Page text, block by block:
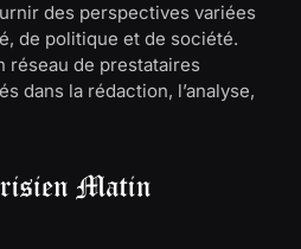
des perspectives variées
de politique et de société.
réseau de prestataires
dans la rédaction, l’analyse,